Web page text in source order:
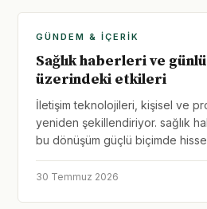
GÜNDEM & İÇERIK
Sağlık haberleri ve
üzerindeki etkileri
İletişim teknolojileri, kişisel ve
yeniden şekillendiriyor. sağlık
bu dönüşüm güçlü biçimde
30 Temmuz 2026